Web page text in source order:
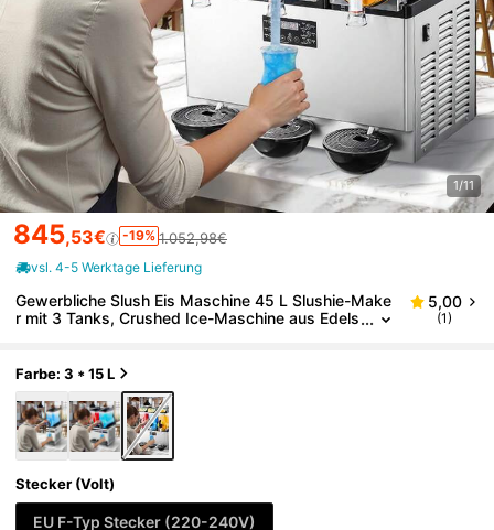
1/11
845,53€ -19% 1.052,98€
vsl. 4-5 Werktage Lieferung
Gewerbliche Slush Eis Maschine 45 L Slushie-Make
r mit 3 Tanks, Crushed Ice-Maschine aus Edels
Bars
5,00
(1)
Farbe: 3 * 15 L
Stecker (Volt)
EU F-Typ Stecker (220-240V)